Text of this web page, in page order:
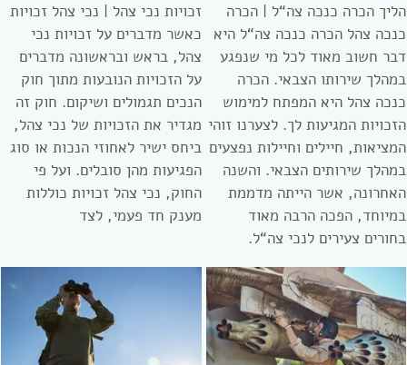
הליך הכרה כנכה צה“ל | הכרה
כנכה צהל הכרה כנכה צה“ל היא
דבר חשוב מאוד לכל מי שנפגע
במהלך שירותו הצבאי. הכרה
כנכה צהל היא המפתח למימוש
הזכויות המגיעות לך. לצערנו זוהי
המציאות, חיילים וחיילות נפצעים
במהלך שירותים הצבאי. והשנה
האחרונה, אשר הייתה מדממת
במיוחד, הפכה הרבה מאוד
בחורים צעירים לנכי צה“ל.
זכויות נכי צהל | נכי צהל זכויות
כאשר מדברים על זכויות נכי
צהל, בראש ובראשונה מדברים
על הזכויות הנובעות מתוך חוק
הנכים תגמולים ושיקום. חוק זה
מגדיר את הזכויות של נכי צהל,
ביחס ישיר לאחוזי הנכות או סוג
הפגיעות מהן סובלים. ועל פי
החוק, נכי צהל זכויות כוללות
מענק חד פעמי, לצד